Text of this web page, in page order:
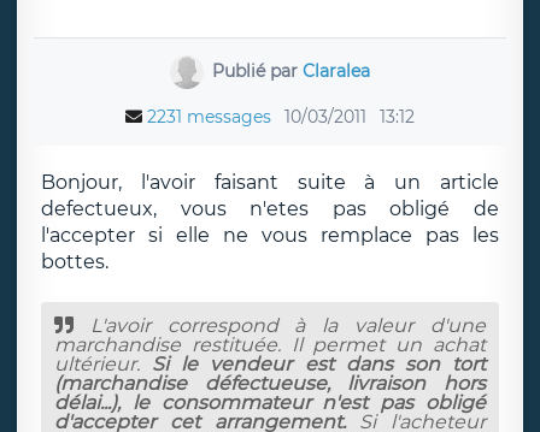
Publié parClaralea
2231 messages 10/03/2011 13:12
Bonjour, l'avoir faisant suite à un article
defectueux, vous n'etes pas obligé de
l'accepter si elle ne vous remplace pas les
bottes.
L'avoir correspond à la valeur d'une
marchandise restituée. Il permet un achat
ultérieur. Si le vendeur est dans son tort
(marchandise défectueuse, livraison hors
délai...), le consommateur n'est pas obligé
d'accepter cet arrangement.Si l'acheteur